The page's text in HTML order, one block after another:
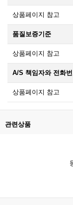
상품페이지 참고
품질보증기준
상품페이지 참고
A/S 책임자와 전화
상품페이지 참고
관련상품